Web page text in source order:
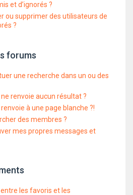
et d’ignorés ?
ou supprimer des utilisateurs de
?
forums
une recherche dans un ou des
renvoie aucun résultat ?
à une page blanche ?!
des membres ?
mes propres messages et
les favoris et les